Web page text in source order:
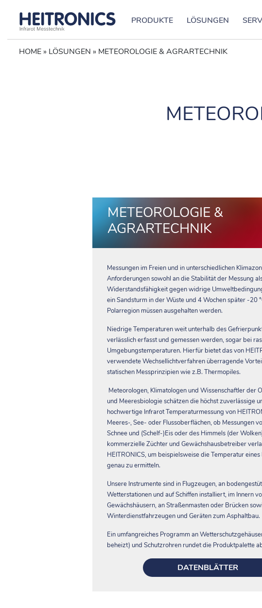
PRODUKTE LÖSUNGEN
HOME » LÖSUNGEN » METEOROLOGIE & AGRARTECHNIK
METEOROLOGIE &
AGRARTECHNIK
Messungen im Freien und in unterschiedlichen
Anforderungen sowohl an die Stabilität der Messung
Widerstandsfähigkeit gegen widrige
ein Sandsturm in der Wüste und 4 Wochen später -20
Polarregion müssen ausgehalten werden.
Niedrige Temperaturen weit unterhalb des
verlässlich erfasst und gemessen werden, sogar bei
Umgebungstemperaturen. Hierfür bietet das von
verwendete Wechsellichtverfahren überragende
statischen Messprinzipien wie z.B. Thermopiles.
Meteorologen, Klimatologen und Wissenschaftler der
und Meeresbiologie schätzen die höchst zuverlässige
hochwertige Infrarot Temperaturmessung von
Meeres-, See- oder Flussoberflächen, ob Messungen
Schnee und (Schelf-)Eis oder des Himmels (der
kommerzielle Züchter und Gewächshausbetreiber
HEITRONICS, um beispielsweise die Temperatur
genau zu ermitteln.
Unsere Instrumente sind in Flugzeugen, an
Wetterstationen und auf Schiffen installiert, im Innern
Gewächshäusern, an Straßenmasten oder Brücken
Winterdienstfahrzeugen und Geräten zum Asphaltbau.
Ein umfangreiches Programm an
beheizt) und Schutzrohren rundet die Produktpalette
DATENBLÄTTER